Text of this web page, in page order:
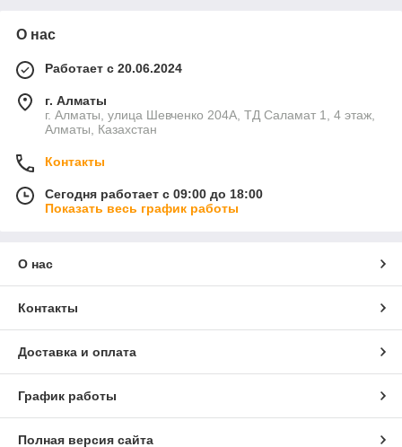
О нас
Работает с 20.06.2024
г. Алматы
г. Алматы, улица Шевченко 204А, ТД Саламат 1, 4 этаж,
Алматы, Казахстан
Контакты
Сегодня работает с 09:00 до 18:00
Показать весь график работы
О нас
Контакты
Доставка и оплата
График работы
Полная версия сайта